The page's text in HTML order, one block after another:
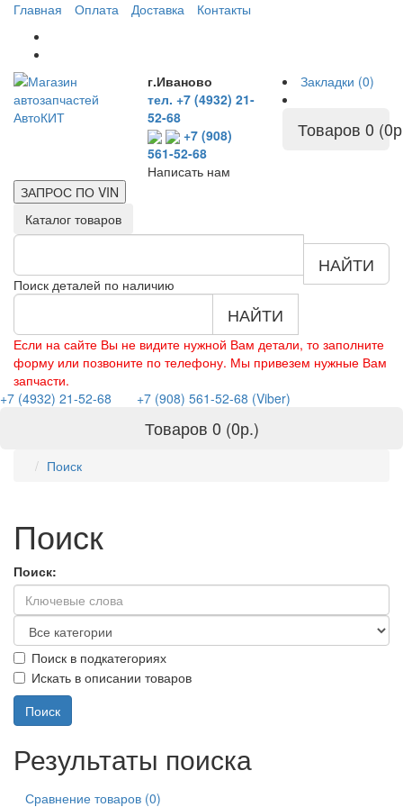
Главная Оплата Доставка Контакты
г.Иваново
тел. +7 (4932) 21-
52-68
+7 (908)
561-52-68
Написать нам
Закладки (0)
Товаров 0
ЗАПРОС ПО VIN
Каталог товаров
Поиск деталей по наличию
НАЙТИ
НАЙТИ
Если на сайте Вы не видите нужной Вам детали, то заполните
форму или позвоните по телефону. Мы привезем нужные Вам
запчасти.
+7 (4932) 21-52-68
+7 (908) 561-52-68 (Viber)
Товаров 0 (0р.)
Поиск
Поиск
Поиск:
Поиск в подкатегориях
Искать в описании товаров
Результаты поиска
Сравнение товаров (0)